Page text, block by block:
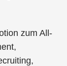
zum All-